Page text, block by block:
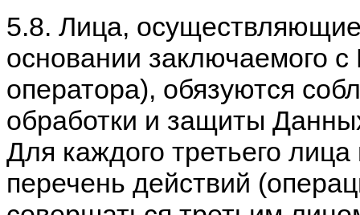
5.8. Лица,
основании заключаемого
оператора), обязуются
обработки и защиты
Для каждого третьего
перечень действий